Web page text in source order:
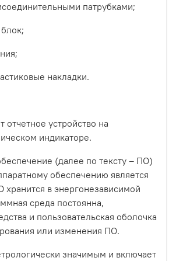
патрубками;
накладки.
отчетное устройство на
индикаторе.
(далее по тексту – ПО)
обеспечению является
в энергонезависимой
среда постоянна,
и пользовательская оболочка
или изменения ПО.
значимым и включает